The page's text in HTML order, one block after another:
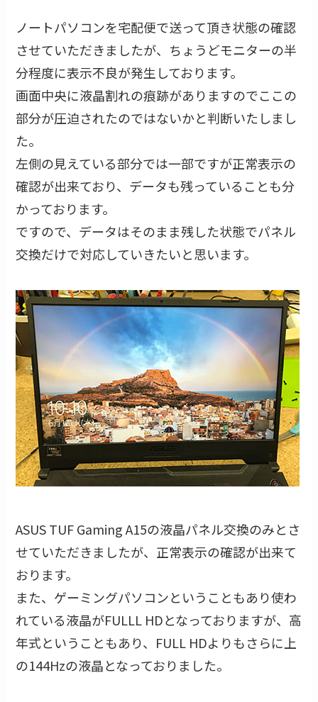
ノートパソコンを宅配便で送って頂き状態の確認
させていただきましたが、ちょうどモニターの半
分程度に表示不良が発生しております。
画面中央に液晶割れの痕跡がありますのでここの
部分が圧迫されたのではないかと判断いたしまし
た。
左側の見えている部分では一部ですが正常表示の
確認が出来ており、データも残っていることも分
かっております。
ですので、データはそのまま残した状態でパネル
交換だけで対応していきたいと思います。
ASUS TUF Gaming A15の液晶パネル交換のみとさ
せていただきましたが、正常表示の確認が出来て
おります。
また、ゲーミングパソコンということもあり使わ
れている液晶がFULLL HDとなっておりますが、高
年式ということもあり、FULL HDよりもさらに上
の144Hzの液晶となっておりました。